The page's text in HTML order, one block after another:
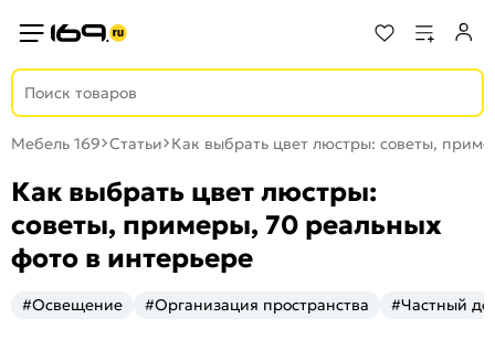
Мебель 169 Статьи Как выбрать цвет люстры: советы,
Как выбрать цвет люстры:
советы, примеры, 70 реальных
фото в интерьере
#Освещение #Организация пространства #Частный